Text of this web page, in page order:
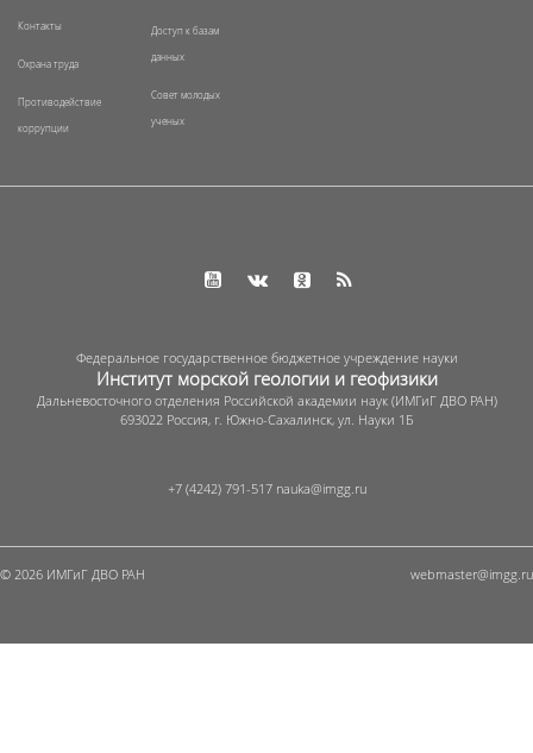
Контакты
Охрана труда
Противодействие
коррупции
Доступ к базам
данных
Совет молодых
ученых
Федеральное государственное бюджетное учреждение науки
Институт морской геологии и геофизики
Дальневосточного отделения Российской академии наук (ИМГиГ ДВО РАН)
693022 Россия, г. Южно-Сахалинск, ул. Науки 1Б
+7 (4242) 791-517
© 2026 ИМГиГ ДВО РАН